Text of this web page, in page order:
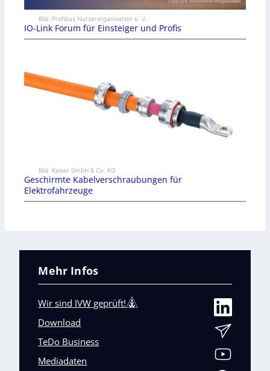
Bild: Profibus Nutzerorganisation e. V.
IO-Link Forum für Einsteiger und Profis
Bild: Kaiser GmbH & Co. KG
Geschirmte Kabelverschraubungen für
Elektrofahrzeuge
Mehr Infos
Wir sind IVW geprüft!
Download
TeDo Business
Mediadaten